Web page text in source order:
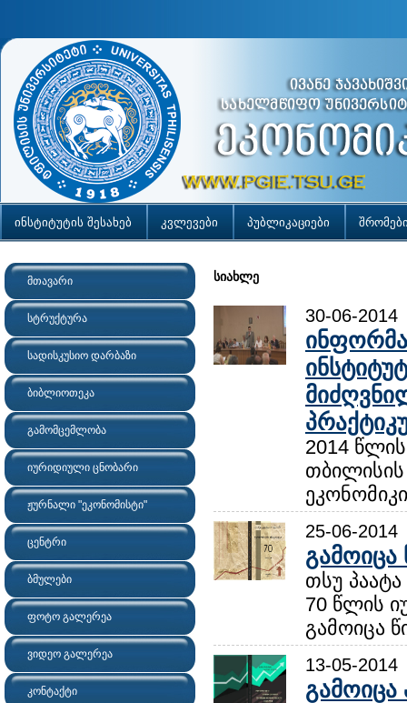
ინსტიტუტის შესახებ კვლევები პუბლიკაციები
მთავარი
სტრუქტურა
სადისკუსიო დარბაზი
ბიბლიოთეკა
გამომცემლობა
იურიდიული ცნობარი
ჟურნალი "ეკონომისტი"
ცენტრი
ბმულები
ფოტო გალერეა
ვიდეო გალერეა
კონტაქტი
სიახლე
30-06-2014
2014
თბილისის
25-06-2014
გამოიცა
თსუ
70 წლის
გამოიცა
13-05-2014